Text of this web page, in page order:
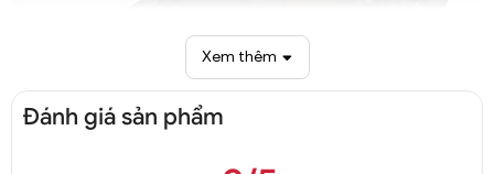
Xem thêm
Đánh giá sản phẩm